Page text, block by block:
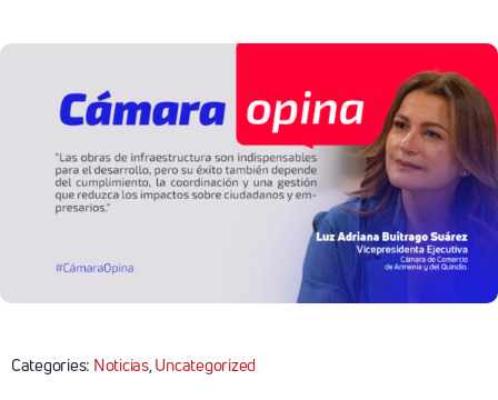
Categories: Noticias,Uncategorized